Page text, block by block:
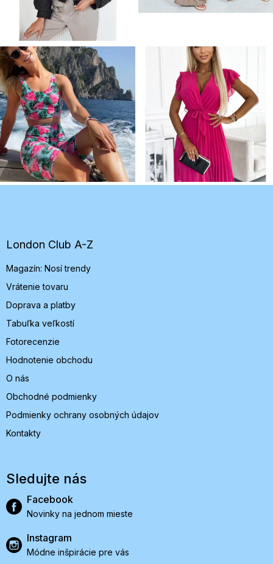
e
London Club A-Z
Magazín: Nosí trendy
Vrátenie tovaru
Doprava a platby
Tabuľka veľkostí
Fotorecenzie
Hodnotenie obchodu
O nás
Obchodné podmienky
Podmienky ochrany osobných údajov
Kontakty
Sledujte nás
Facebook
Novinky na jednom mieste
Instagram
Módne inšpirácie pre vás